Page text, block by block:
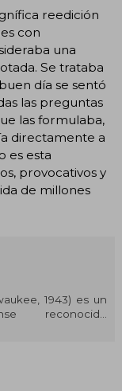
reedición
con
una
Se trataba
día se sentó
las preguntas
las formulaba,
directamente a
es esta
provocativos y
de millones
1943) es un
reconocido
best seller